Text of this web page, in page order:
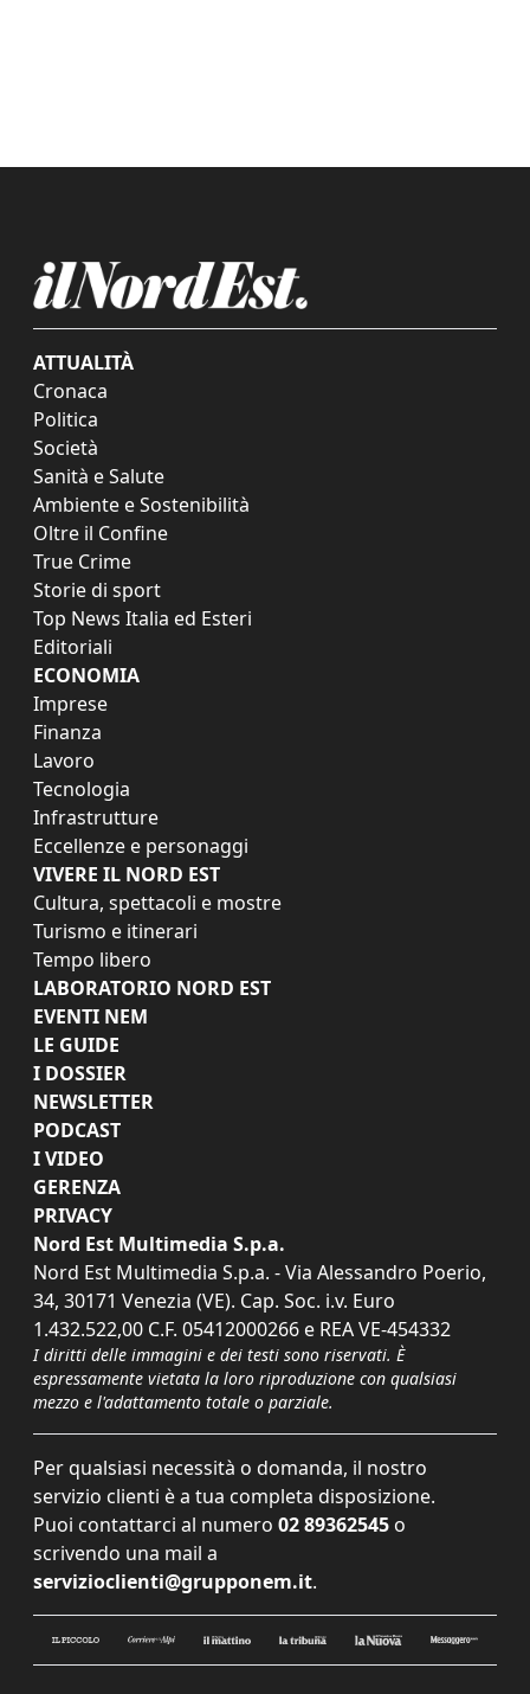
ATTUALITÀ
Cronaca
Politica
Società
Sanità e Salute
Ambiente e Sostenibilità
Oltre il Confine
True Crime
Storie di sport
Top News Italia ed Esteri
Editoriali
ECONOMIA
Imprese
Finanza
Lavoro
Tecnologia
Infrastrutture
Eccellenze e personaggi
VIVERE IL NORD EST
Cultura, spettacoli e mostre
Turismo e itinerari
Tempo libero
LABORATORIO NORD EST
EVENTI NEM
LE GUIDE
I DOSSIER
NEWSLETTER
PODCAST
I VIDEO
GERENZA
PRIVACY
Nord Est Multimedia S.p.a.
Nord Est Multimedia S.p.a. - Via Alessandro Poerio,
34, 30171 Venezia (VE). Cap. Soc. i.v. Euro
1.432.522,00 C.F. 05412000266 e REA VE-454332
I diritti delle immagini e dei testi sono riservati. È
espressamente vietata la loro riproduzione con qualsiasi
mezzo e l'adattamento totale o parziale.
Per qualsiasi necessità o domanda, il nostro
servizio clienti è a tua completa disposizione.
Puoi contattarci al numero 02 89362545 o
scrivendo una mail a
servizioclienti@grupponem.it.